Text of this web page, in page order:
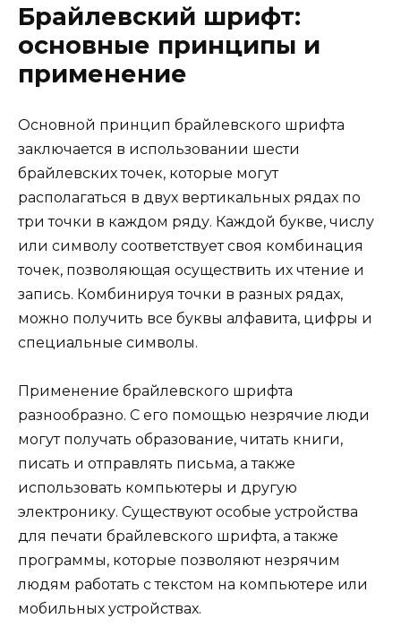
Брайлевский шрифт:
основные принципы и
применение
Основной принцип брайлевского шрифта
заключается в использовании шести
брайлевских точек, которые могут
располагаться в двух вертикальных рядах по
три точки в каждом ряду. Каждой букве, числу
или символу соответствует своя комбинация
точек, позволяющая осуществить их чтение и
запись. Комбинируя точки в разных рядах,
можно получить все буквы алфавита, цифры и
специальные символы.
Применение брайлевского шрифта
разнообразно. С его помощью незрячие люди
могут получать образование, читать книги,
писать и отправлять письма, а также
использовать компьютеры и другую
электронику. Существуют особые устройства
для печати брайлевского шрифта, а также
программы, которые позволяют незрячим
людям работать с текстом на компьютере или
мобильных устройствах.